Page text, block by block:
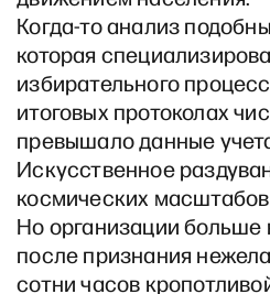
Когда-то анализ
которая
избирательного
итоговых протоколах
превышало данные
Искусственное
космических
Но организации больше
после признания
сотни часов